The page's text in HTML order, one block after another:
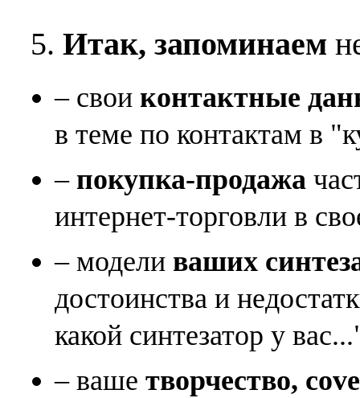
5. Итак, запоминаем
– свои контактные
в теме по контактам в
– покупка-продажа
интернет-торговли в
– модели ваших
достоинства и
какой синтезатор у
– ваше творчество,